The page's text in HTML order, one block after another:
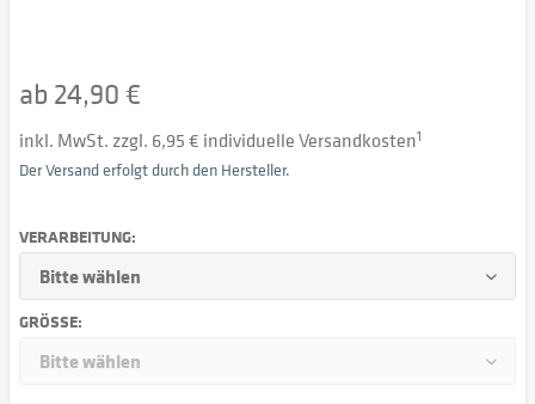
ab 24,90 €
inkl. MwSt. zzgl. 6,95 € individuelle Versandkosten1
Der Versand erfolgt durch den Hersteller.
VERARBEITUNG:
GRÖSSE: